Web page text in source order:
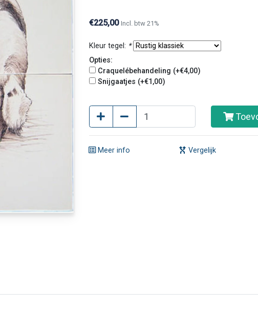
€225,00 Incl. btw 21%
Kleur tegel: *
Opties:
Craquelébehandeling (+€4,00)
Snijgaatjes (+€1,00)
Meer info Vergelijk